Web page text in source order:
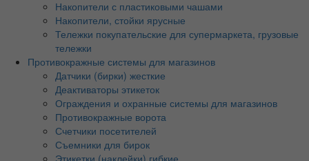
Накопители с пластиковыми чашами
Накопители, стойки ярусные
Тележки покупательские для супермаркета, грузовые
тележки
Противокражные системы для магазинов
Датчики (бирки) жесткие
Деактиваторы этикеток
Ограждения и охранные системы для магазинов
Противокражные ворота
Счетчики посетителей
Съемники для бирок
Этикетки (наклейки) гибкие